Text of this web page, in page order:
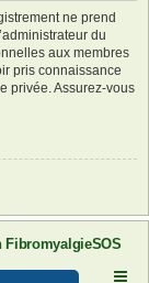
ne prend
du
aux membres
pris connaissance
privée. Assurez-vous
FibromyalgieSOS